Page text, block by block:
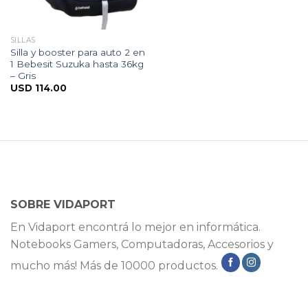
SILLAS
Silla y booster para auto 2 en
1 Bebesit Suzuka hasta 36kg
– Gris
USD 114.00
SOBRE VIDAPORT
En Vidaport encontrá lo mejor en informática.
Notebooks Gamers, Computadoras, Accesorios y
mucho más! Más de 10000 productos.